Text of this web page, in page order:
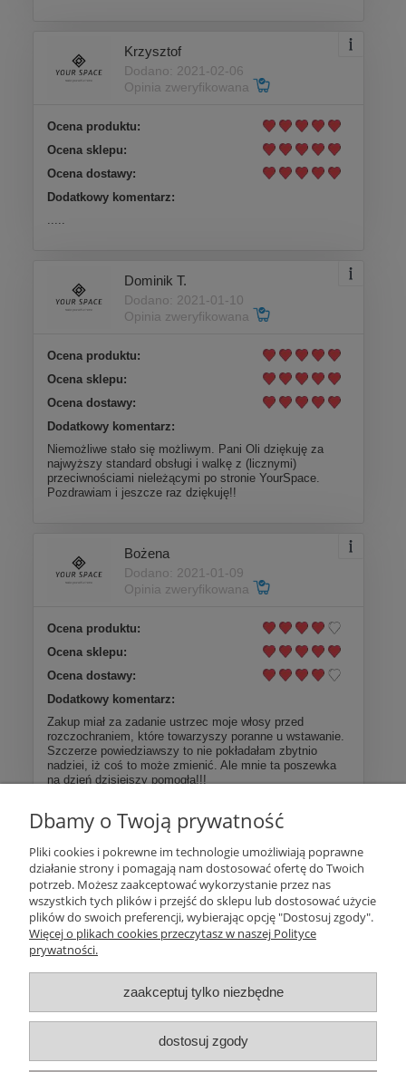
Krzysztof
Dodano: 2021-02-06
Opinia zweryfikowana
Ocena produktu:
Ocena sklepu:
Ocena dostawy:
Dodatkowy komentarz:
.....
Dominik T.
Dodano: 2021-01-10
Opinia zweryfikowana
Ocena produktu:
Ocena sklepu:
Ocena dostawy:
Dodatkowy komentarz:
Niemożliwe stało się możliwym. Pani Oli dziękuję za
najwyższy standard obsługi i walkę z (licznymi)
przeciwnościami nieleżącymi po stronie YourSpace.
Pozdrawiam i jeszcze raz dziękuję!!
Bożena
Dodano: 2021-01-09
Opinia zweryfikowana
Ocena produktu:
Ocena sklepu:
Ocena dostawy:
Dodatkowy komentarz:
Zakup miał za zadanie ustrzec moje włosy przed
rozczochraniem, które towarzyszy poranne u wstawanie.
Szczerze powiedziawszy to nie pokładałam zbytnio
nadziei, iż coś to może zmienić. Ale mnie ta poszewka
na dzień dzisiejszy pomogła!!!
Więcej opinii
Pomoc
Moje konto
Płatności i dostawa
Informacje
O nas
Dbamy o Twoją prywatność
Pliki cookies i pokrewne im technologie umożliwiają poprawne
działanie strony i pomagają nam dostosować ofertę do Twoich
potrzeb. Możesz zaakceptować wykorzystanie przez nas
wszystkich tych plików i przejść do sklepu lub dostosować użycie
plików do swoich preferencji, wybierając opcję "Dostosuj zgody".
Więcej o plikach cookies przeczytasz w naszej Polityce
prywatności.
zaakceptuj tylko niezbędne
dostosuj zgody